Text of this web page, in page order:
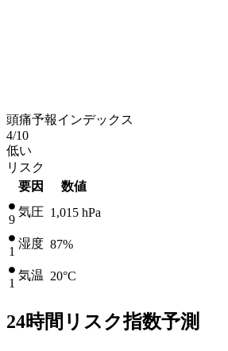
頭痛予報インデックス
4/10
低い
リスク
要因
数値
9
気圧 1,015 hPa
1
湿度 87%
1
気温 20°C
24時間リスク指数予測